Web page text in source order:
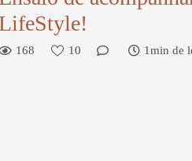
168 10 1min de